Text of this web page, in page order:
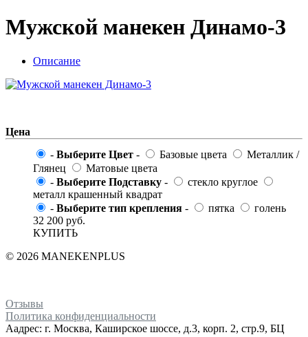
Мужской манекен Динамо-3
Описание
Цена
- Выберите Цвет - Базовые цвета
Металлик /
Глянец
Матовые цвета
- Выберите Подставку -
стекло круглое
металл крашенный квадрат
- Выберите тип крепления - пятка
голень
32 200 руб.
КУПИТЬ
© 2026 MANEKENPLUS
Отзывы
Политика конфиденциальности
Аадрес: г. Москва, Каширское шоссе, д.3, корп. 2, стр.9, БЦ